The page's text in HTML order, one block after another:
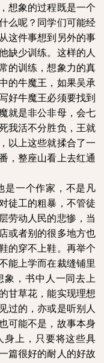
想象的过程既是一个
么呢？同学们可能经
这件事想到另外的事
缺少训练。这样的人
的训练，想象力的真
的牛魔王，如果吴承
好牛魔王必须要找到
就是非公非母，会七
我活不分胜负，王就
以上这些就揉合了一
，整座山看上去红通
是一个作家，不是凡
徒工的粗暴，不管徒
劳动人民的悲惨，当
或者别的很多地方也
的穿不上鞋。再举个
能上学而在裁缝铺里
象，书中人一同去上
甘草花，能实现理想
过的，亦或是听别人
可能不是，故事本身
身上，只要将这些具
篇很好的耐人的好故